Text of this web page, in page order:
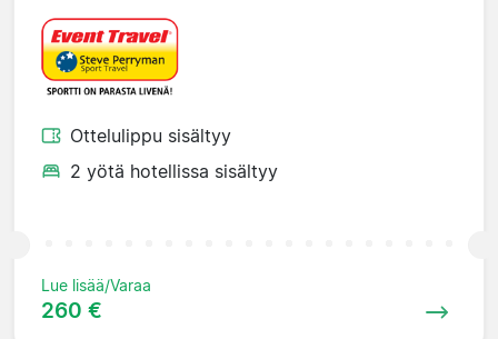
Ottelulippu sisältyy
2 yötä hotellissa sisältyy
Lue lisää/Varaa
260 €